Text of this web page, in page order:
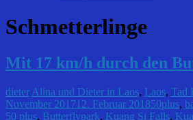
Schmetterlinge
Mit 17 km/h durch den
dieter Alina und Dieter in Laos, Laos, Tad
November 201712. Februar 201850plus,
50 plus, Butterflypark, Kuang Si Falls,